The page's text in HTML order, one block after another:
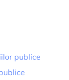
publice